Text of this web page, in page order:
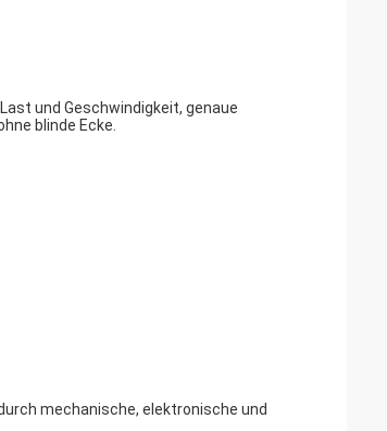
und Geschwindigkeit, genaue
blinde Ecke.
mechanische, elektronische und